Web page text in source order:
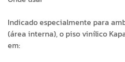
Indicado especialmente para
(área interna), o piso vinílico
em: